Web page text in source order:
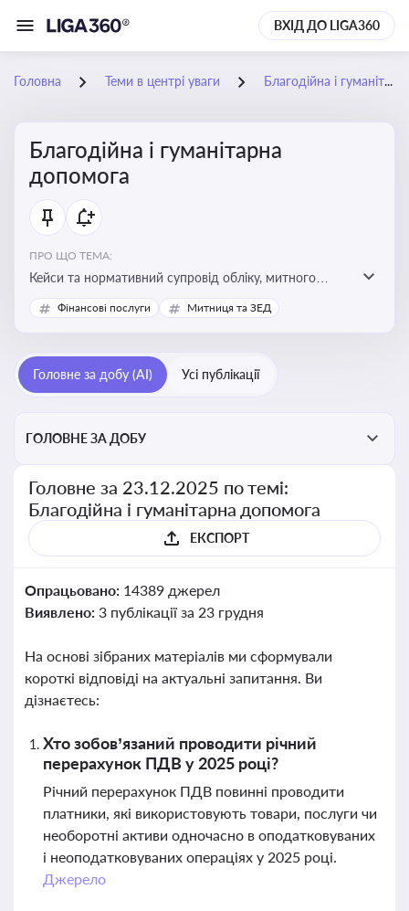
ВХІД ДО LIGA360
Головна Теми в центрі уваги Благодійна і гуманітарна допомога
Благодійна і гуманітарна
допомога
ПРО ЩО ТЕМА:
Кейси та нормативний супровід обліку, митного
оформлення, контролю та утилізації гуманітарної або
благодійної допомоги
Фінансові послуги Митниця та ЗЕД
Головне за добу (AI) Усі публікації
ГОЛОВНЕ ЗА ДОБУ
Головне за 23.12.2025 по темі:
Благодійна і гуманітарна допомога
ЕКСПОРТ
Опрацьовано: 14389 джерел
Виявлено: 3 публікації за 23 грудня
На основі зібраних матеріалів ми сформували
короткі відповіді на актуальні запитання. Ви
дізнаєтесь:
Хто зобов’язаний проводити річний
перерахунок ПДВ у 2025 році?
Річний перерахунок ПДВ повинні проводити
платники, які використовують товари, послуги чи
необоротні активи одночасно в оподатковуваних
і неоподатковуваних операціях у 2025 році.
Джерело